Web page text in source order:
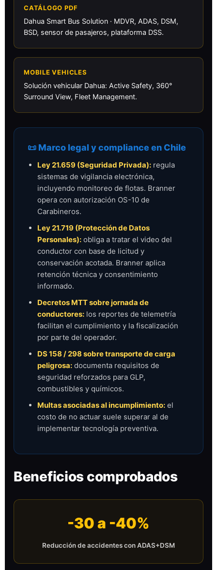
CATÁLOGO PDF
Dahua Smart Bus Solution · MDVR, ADAS, DSM,
BSD, sensor de pasajeros, plataforma DSS.
MOBILE VEHICLES
Solución vehicular Dahua: Active Safety, 360°
Surround View, Fleet Management.
📜 Marco legal y compliance en Chile
Ley 21.659 (Seguridad Privada): regula
sistemas de vigilancia electrónica,
incluyendo monitoreo de flotas. Branner
opera con autorización OS-10 de
Carabineros.
Ley 21.719 (Protección de Datos
Personales): obliga a tratar el video del
conductor con base de licitud y
conservación acotada. Branner aplica
retención técnica y consentimiento
informado.
Decretos MTT sobre jornada de
conductores: los reportes de telemetría
facilitan el cumplimiento y la fiscalización
por parte del operador.
DS 158 / 298 sobre transporte de carga
peligrosa: documenta requisitos de
seguridad reforzados para GLP,
combustibles y químicos.
Multas asociadas al incumplimiento: el
costo de no actuar suele superar al de
implementar tecnología preventiva.
Beneficios comprobados
-30 a -40%
Reducción de accidentes con ADAS+DSM